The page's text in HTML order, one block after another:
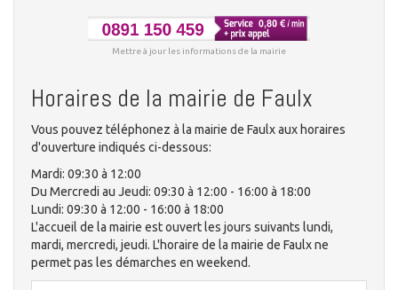
Mettre à jour les informations de la mairie
Horaires de la mairie de Faulx
Vous pouvez téléphonez à la mairie de Faulx aux horaires
d'ouverture indiqués ci-dessous:
Mardi: 09:30 à 12:00
Du Mercredi au Jeudi: 09:30 à 12:00 - 16:00 à 18:00
Lundi: 09:30 à 12:00 - 16:00 à 18:00
L'accueil de la mairie est ouvert les jours suivants lundi,
mardi, mercredi, jeudi. L'horaire de la mairie de Faulx ne
permet pas les démarches en weekend.